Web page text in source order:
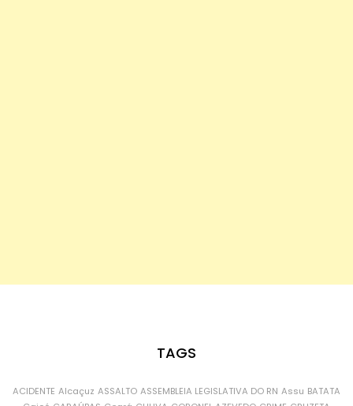
TAGS
ACIDENTE Alcaçuz ASSALTO ASSEMBLEIA LEGISLATIVA DO RN Assu BATATA